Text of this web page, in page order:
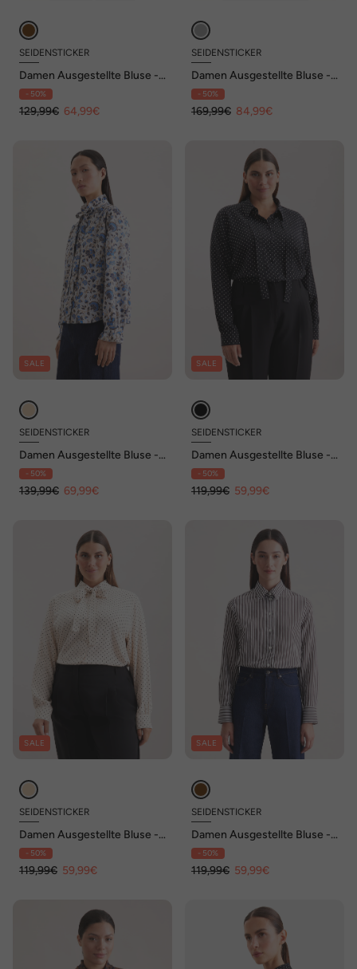
SEIDENSTICKER
Damen Ausgestellte Bluse -
Gestreift
- 50%
129,99€ 64,99€
SEIDENSTICKER
Damen Ausgestellte Bluse -
Druck
- 50%
169,99€ 84,99€
SALE
SEIDENSTICKER
Damen Ausgestellte Bluse -
Druck
- 50%
139,99€ 69,99€
SALE
SEIDENSTICKER
Damen Ausgestellte Bluse -
Druck
- 50%
119,99€ 59,99€
SALE
SEIDENSTICKER
Damen Ausgestellte Bluse -
Druck
- 50%
119,99€ 59,99€
SALE
SEIDENSTICKER
Damen Ausgestellte Bluse -
Gestreift
- 50%
119,99€ 59,99€